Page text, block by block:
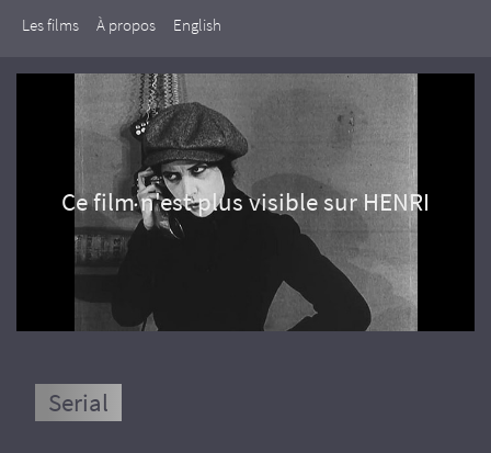
Les films À propos English
Ce film n'est plus visible sur HENRI
Serial